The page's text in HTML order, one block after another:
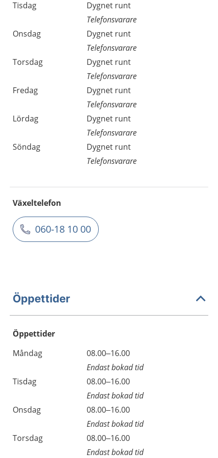
Tisdag
Dygnet runt
Telefonsvarare
Onsdag
Dygnet runt
Telefonsvarare
Torsdag
Dygnet runt
Telefonsvarare
Fredag
Dygnet runt
Telefonsvarare
Lördag
Dygnet runt
Telefonsvarare
Söndag
Dygnet runt
Telefonsvarare
Växeltelefon
060-18 10 00
Öppettider
Öppettider
Dag
Öppettider
Kommentarer
Måndag
08.00–16.00
Endast bokad tid
Tisdag
08.00–16.00
Endast bokad tid
Onsdag
08.00–16.00
Endast bokad tid
Torsdag
08.00–16.00
Endast bokad tid